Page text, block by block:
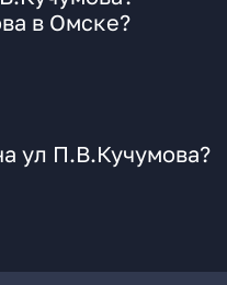
в Омске?
ул П.В.Кучумова?